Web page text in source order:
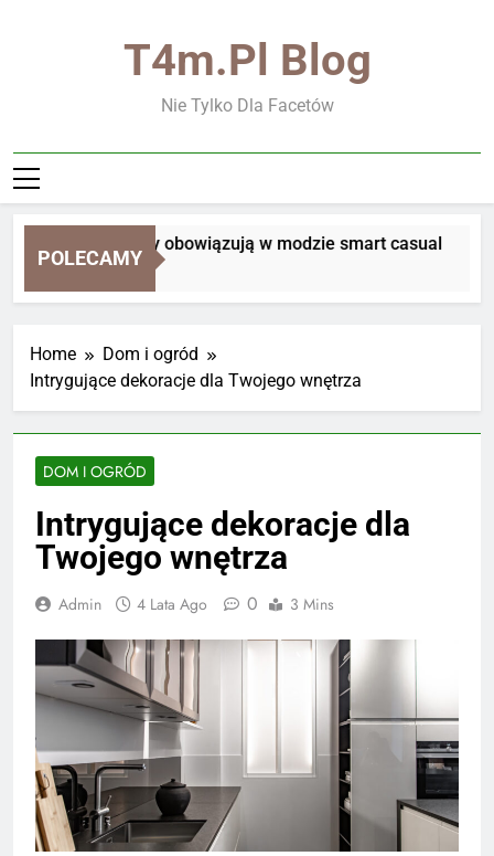
T4m.pl Blog
Nie Tylko Dla Facetów
POLECAMY
Jakie zasady obowiązują w modzie smart casual
2 Tygodnie Ago
Home
Dom i ogród
Intrygujące dekoracje dla Twojego wnętrza
DOM I OGRÓD
Intrygujące dekoracje dla
Twojego wnętrza
Admin 4 Lata Ago 0 3 Mins